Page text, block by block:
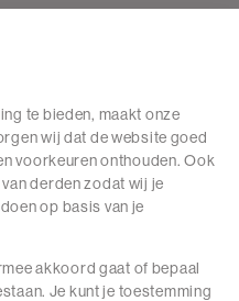
18.00 uur.
te bieden, maakt onze
wij dat de website goed
voorkeuren onthouden. Ook
derden zodat wij je
op basis van je
akkoord gaat of bepaal
Je kunt je toestemming